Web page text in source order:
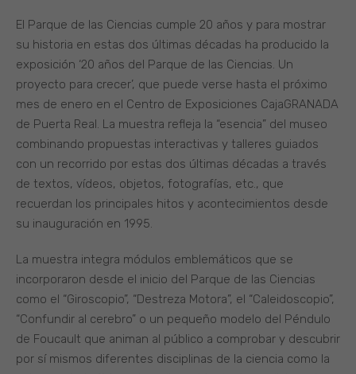
El Parque de las Ciencias cumple 20 años y para mostrar
su historia en estas dos últimas décadas ha producido la
exposición ‘20 años del Parque de las Ciencias. Un
proyecto para crecer’, que puede verse hasta el próximo
mes de enero en el Centro de Exposiciones CajaGRANADA
de Puerta Real. La muestra refleja la “esencia” del museo
combinando propuestas interactivas y talleres guiados
con un recorrido por estas dos últimas décadas a través
de textos, vídeos, objetos, fotografías, etc., que
recuerdan los principales hitos y acontecimientos desde
su inauguración en 1995.
La muestra integra módulos emblemáticos que se
incorporaron desde el inicio del Parque de las Ciencias
como el “Giroscopio”, “Destreza Motora”, el “Caleidoscopio”,
“Confundir al cerebro” o un pequeño modelo del Péndulo
de Foucault que animan al público a comprobar y descubrir
por sí mismos diferentes disciplinas de la ciencia como la